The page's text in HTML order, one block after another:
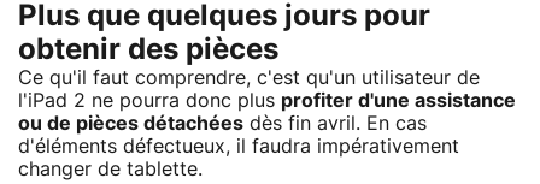
Plus que quelques jours pour
obtenir des pièces
Ce qu'il faut comprendre, c'est qu'un utilisateur de
l'iPad 2 ne pourra donc plus profiter d'une assistance
ou de pièces détachées dès fin avril. En cas
d'éléments défectueux, il faudra impérativement
changer de tablette.